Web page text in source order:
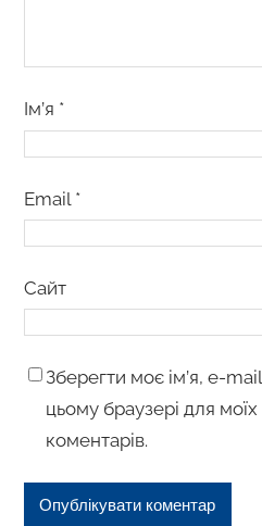
Ім’я *
Email *
Сайт
Зберегти моє ім’я, e-
цьому браузері для
коментарів.